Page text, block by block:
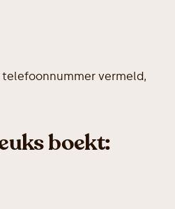
vermeld,
boekt: